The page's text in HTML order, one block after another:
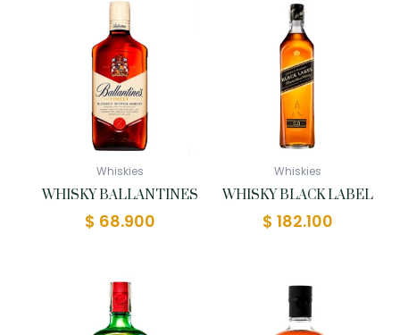
Whiskies
WHISKY BALLANTINES
$ 68.900
Whiskies
WHISKY BLACK LABEL
$ 182.100